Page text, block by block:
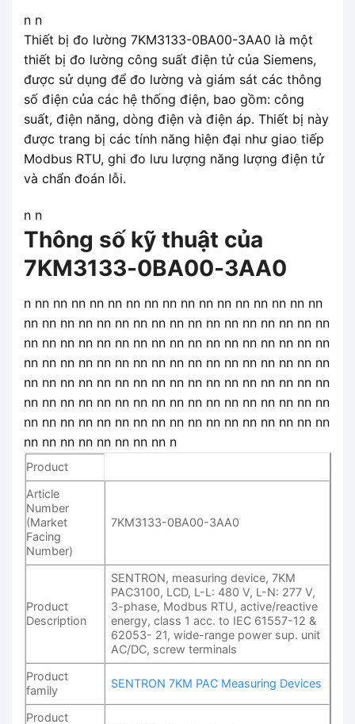
n n
Thiết bị đo lường 7KM3133-0BA00-3AA0 là một
thiết bị đo lường công suất điện tử của Siemens,
được sử dụng để đo lường và giám sát các thông
số điện của các hệ thống điện, bao gồm: công
suất, điện năng, dòng điện và điện áp. Thiết bị này
được trang bị các tính năng hiện đại như giao tiếp
Modbus RTU, ghi đo lưu lượng năng lượng điện tử
và chẩn đoán lỗi.
n n
Thông số kỹ thuật của
7KM3133-0BA00-3AA0
n nn nn nn nn nn nn nn nn nn nn nn nn nn nn nn nn
nn nn nn nn nn nn nn nn nn nn nn nn nn nn nn nn nn
nn nn nn nn nn nn nn nn nn nn nn nn nn nn nn nn nn
nn nn nn nn nn nn nn nn nn nn nn nn nn nn nn nn nn
nn nn nn nn nn nn nn nn nn nn nn nn nn nn nn nn nn
nn nn nn nn nn nn nn nn nn nn nn nn nn nn nn nn nn
nn nn nn nn nn nn nn nn nn nn nn nn nn nn nn nn nn
nn nn nn nn nn nn nn nn n
Product
Article
Number
(Market
Facing
Number)
7KM3133-0BA00-3AA0
Product
Description
SENTRON, measuring device, 7KM
PAC3100, LCD, L-L: 480 V, L-N: 277 V,
3-phase, Modbus RTU, active/reactive
energy, class 1 acc. to IEC 61557-12 &
62053- 21, wide-range power sup. unit
AC/DC, screw terminals
Product
family
SENTRON 7KM PAC Measuring Devices
Product